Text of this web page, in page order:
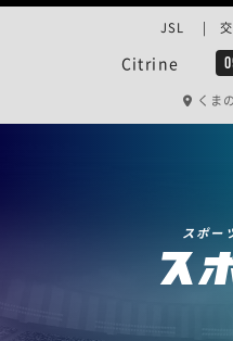
Citrine
JSL | 交
くま
スポー